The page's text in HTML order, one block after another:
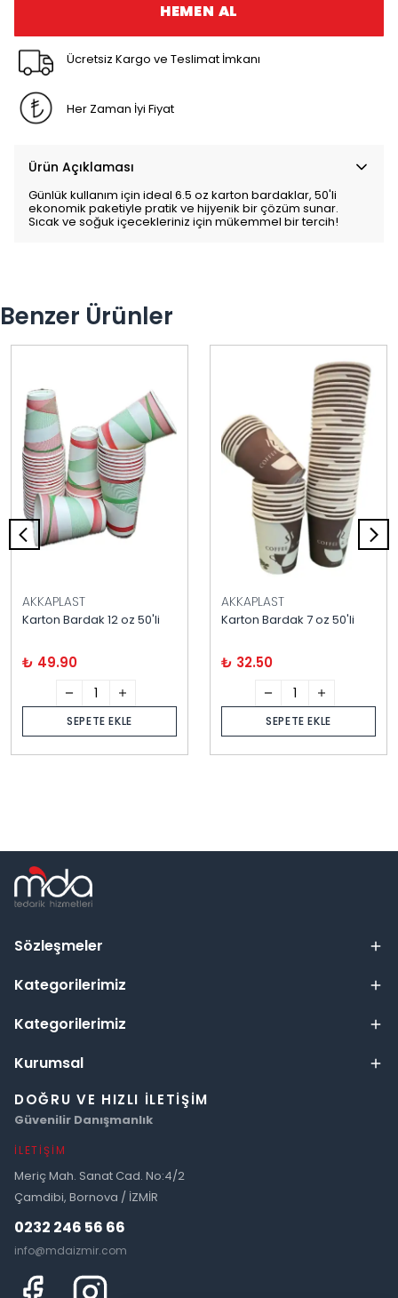
HEMEN AL
Ücretsiz Kargo ve Teslimat İmkanı
Her Zaman İyi Fiyat
Ürün Açıklaması
Günlük kullanım için ideal 6.5 oz karton bardaklar, 50'li
ekonomik paketiyle pratik ve hijyenik bir çözüm sunar.
Sıcak ve soğuk içecekleriniz için mükemmel bir tercih!
Benzer Ürünler
AKKAPLAST
Karton Bardak 12 oz 50'li
₺ 49.90
SEPETE EKLE
AKKAPLAST
Karton Bardak 7 oz 50'li
₺ 32.50
SEPETE EKLE
Sözleşmeler
Kategorilerimiz
Kategorilerimiz
Kurumsal
DOĞRU VE HIZLI İLETIŞIM
Güvenilir Danışmanlık
İLETIŞIM
Meriç Mah. Sanat Cad. No:4/2
Çamdibi, Bornova / İZMİR
0232 246 56 66
info@mdaizmir.com